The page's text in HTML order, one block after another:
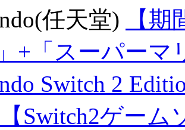
任天堂)
【
+「スーパーマ
Switch 2
Switch2ゲー